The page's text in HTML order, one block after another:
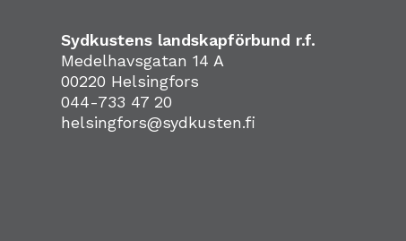
Sydkustens landskapförbund r.f.
Medelhavsgatan 14 A
00220 Helsingfors
044-733 47 20
helsingfors@sydkusten.fi